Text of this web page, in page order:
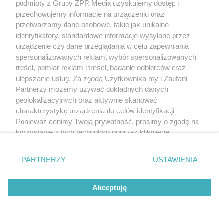
wynikiem!
PRZERAŻAJĄCE!
rozpaczy. Strażacy po drabinie weszli przez
podmioty z Grupy ZPR Media uzyskujemy dostęp i
przechowujemy informacje na urządzeniu oraz
przetwarzamy dane osobowe, takie jak unikalne
identyfikatory, standardowe informacje wysyłane przez
urządzenie czy dane przeglądania w celu zapewniania
spersonalizowanych reklam, wybór spersonalizowanych
treści, pomiar reklam i treści, badanie odbiorców oraz
ulepszanie usług. Za zgodą Użytkownika my i Zaufani
Partnerzy możemy używać dokładnych danych
geolokalizacyjnych oraz aktywnie skanować
charakterystykę urządzenia do celów identyfikacji.
Ponieważ cenimy Twoją prywatność, prosimy o zgodę na
korzystanie z tych technologii poprzez kliknięcie
zmienić/wycofać klikając przycisk ustawień prywatności
znajdujący się w lewym dolnym rogu strony
rodzaje przetwarzania danych nie wymagają zgody
użytkownika, ale masz prawo sprzeciwić się takiemu
przetwarzaniu. Preferencje będą miały zastosowanie tylko
PARTNERZY USTAWIENIA
Akceptuję